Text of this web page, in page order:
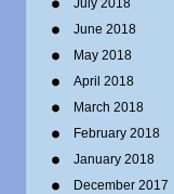
July 2018
June 2018
May 2018
April 2018
March 2018
February 2018
January 2018
December 2017